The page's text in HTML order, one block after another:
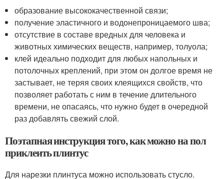
образование высококачественной связи;
получение эластичного и водонепроницаемого шва;
отсутствие в составе вредных для человека и
животных химических веществ, например, толуола;
клей идеально подходит для любых напольных и
потолочных креплений, при этом он долгое время не
застывает, не теряя своих клеящихся свойств, что
позволяет работать с ним в течение длительного
времени, не опасаясь, что нужно будет в очередной
раз добавлять свежий слой.
Поэтапная инструкция того, как можно на пол
приклеить плинтус
Для нарезки плинтуса можно использовать стусло.